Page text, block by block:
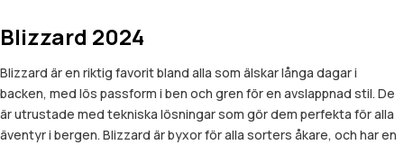
Blizzard 2024
Blizzard är en riktig favorit bland alla som älskar långa dagar i
backen, med lös passform i ben och gren för en avslappnad stil. De
är utrustade med tekniska lösningar som gör dem perfekta för alla
äventyr i bergen. Blizzard är byxor för alla sorters åkare, och har en